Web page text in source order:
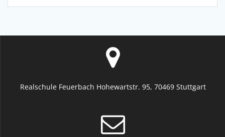
Realschule Feuerbach Hohewartstr. 95, 70469 Stuttgart